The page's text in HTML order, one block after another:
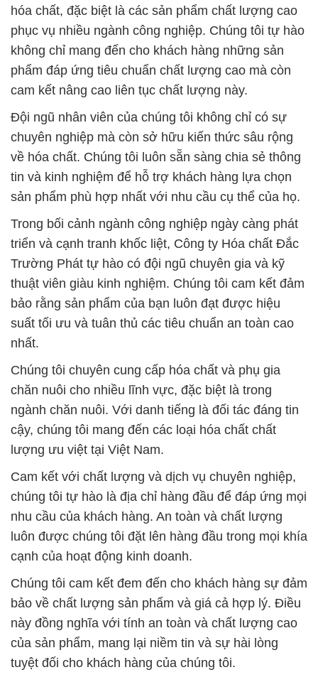
hóa chất, đặc biệt là các sản phẩm chất lượng cao
phục vụ nhiều ngành công nghiệp. Chúng tôi tự hào
không chỉ mang đến cho khách hàng những sản
phẩm đáp ứng tiêu chuẩn chất lượng cao mà còn
cam kết nâng cao liên tục chất lượng này.
Đội ngũ nhân viên của chúng tôi không chỉ có sự
chuyên nghiệp mà còn sở hữu kiến thức sâu rộng
về hóa chất. Chúng tôi luôn sẵn sàng chia sẻ thông
tin và kinh nghiệm để hỗ trợ khách hàng lựa chọn
sản phẩm phù hợp nhất với nhu cầu cụ thể của họ.
Trong bối cảnh ngành công nghiệp ngày càng phát
triển và cạnh tranh khốc liệt, Công ty Hóa chất Đắc
Trường Phát tự hào có đội ngũ chuyên gia và kỹ
thuật viên giàu kinh nghiệm. Chúng tôi cam kết đảm
bảo rằng sản phẩm của bạn luôn đạt được hiệu
suất tối ưu và tuân thủ các tiêu chuẩn an toàn cao
nhất.
Chúng tôi chuyên cung cấp hóa chất và phụ gia
chăn nuôi cho nhiều lĩnh vực, đặc biệt là trong
ngành chăn nuôi. Với danh tiếng là đối tác đáng tin
cậy, chúng tôi mang đến các loại hóa chất chất
lượng ưu việt tại Việt Nam.
Cam kết với chất lượng và dịch vụ chuyên nghiệp,
chúng tôi tự hào là địa chỉ hàng đầu để đáp ứng mọi
nhu cầu của khách hàng. An toàn và chất lượng
luôn được chúng tôi đặt lên hàng đầu trong mọi khía
cạnh của hoạt động kinh doanh.
Chúng tôi cam kết đem đến cho khách hàng sự đảm
bảo về chất lượng sản phẩm và giá cả hợp lý. Điều
này đồng nghĩa với tính an toàn và chất lượng cao
của sản phẩm, mang lại niềm tin và sự hài lòng
tuyệt đối cho khách hàng của chúng tôi.